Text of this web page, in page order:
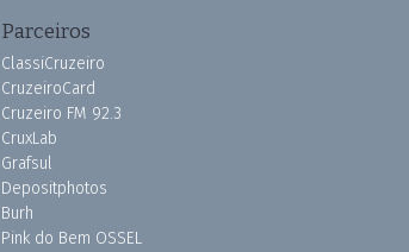
Parceiros
ClassiCruzeiro
CruzeiroCard
Cruzeiro FM 92.3
CruxLab
Grafsul
Depositphotos
Burh
Pink do Bem OSSEL